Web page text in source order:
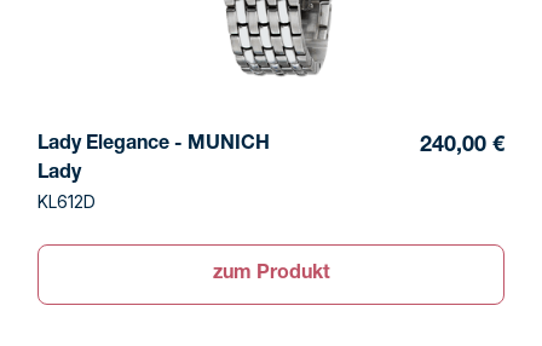
Lady Elegance - MUNICH
Lady
KL612D
240,00 €
zum Produkt